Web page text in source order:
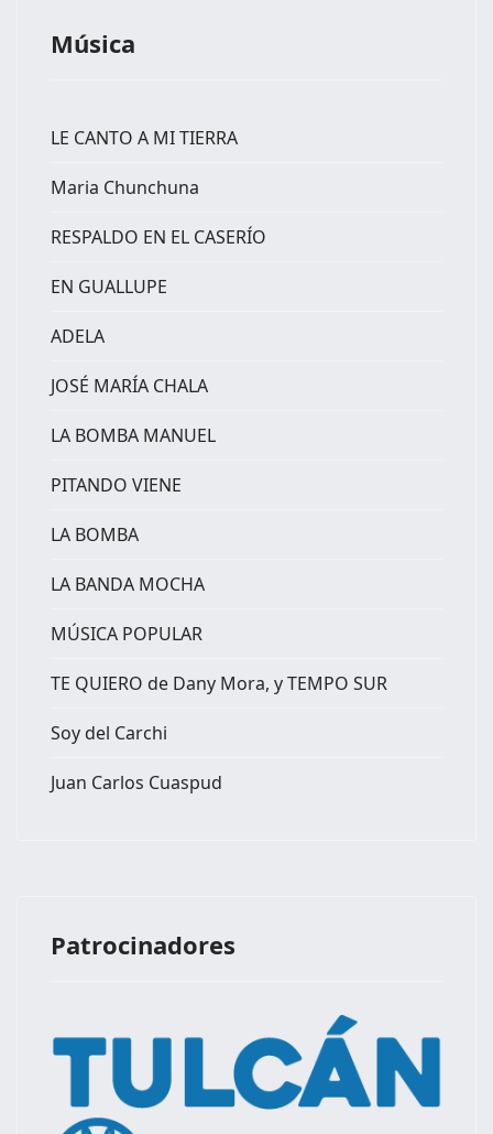
Música
LE CANTO A MI TIERRA
Maria Chunchuna
RESPALDO EN EL CASERÍO
EN GUALLUPE
ADELA
JOSÉ MARÍA CHALA
LA BOMBA MANUEL
PITANDO VIENE
LA BOMBA
LA BANDA MOCHA
MÚSICA POPULAR
TE QUIERO de Dany Mora, y TEMPO SUR
Soy del Carchi
Juan Carlos Cuaspud
Patrocinadores